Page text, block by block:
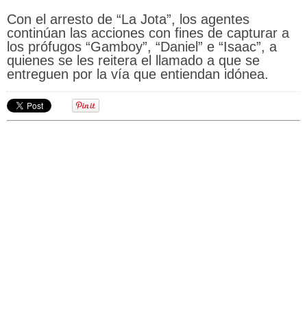
Con el arresto de “La Jota”, los agentes
continúan las acciones con fines de capturar a
los prófugos “Gamboy”, “Daniel” e “Isaac”, a
quienes se les reitera el llamado a que se
entreguen por la vía que entiendan idónea.